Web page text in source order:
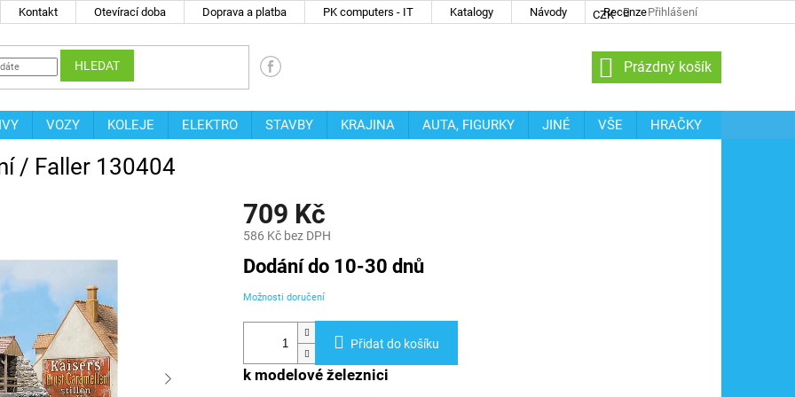
Kontakt Otevírací doba Doprava a platba PK computers - IT Katalogy Návody Recenze
CZK Přihlášení
HLEDAT
NÁKUPNÍ
KOŠÍK
Prázdný košík
VOZY KOLEJE ELEKTRO STAVBY KRAJINA AUTA, FIGURKY JINÉ VŠE
HRAČKY
/ Faller 130404
709 Kč
586 Kč bez DPH
Měrná
cena:
Dodání do 10-30 dnů
Možnosti doručení
Přidat do košíku
k modelové železnici